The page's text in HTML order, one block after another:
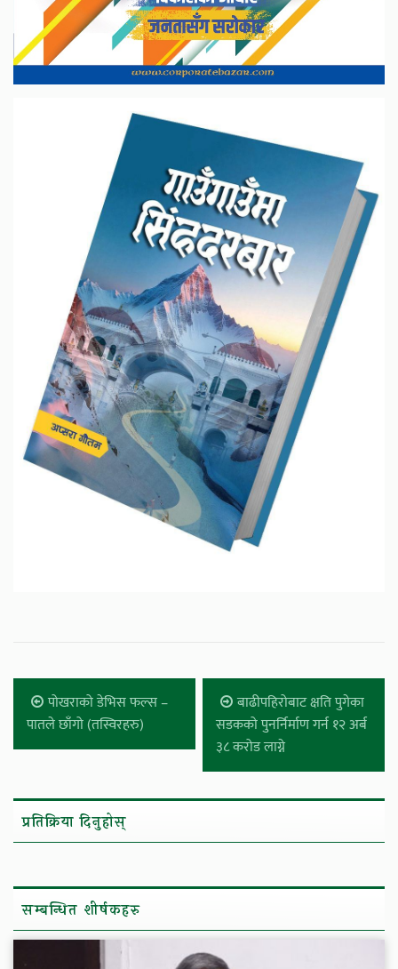
पोखराको डेभिस फल्स –
पातले छाँगो (तस्विरहरु)
बाढीपहिरोबाट क्षति पुगेका
सडकको पुनर्निर्माण गर्न १२ अर्ब
३८ करोड लाग्ने
प्रतिक्रिया दिनुहोस्
सम्बन्धित शीर्षकहरु